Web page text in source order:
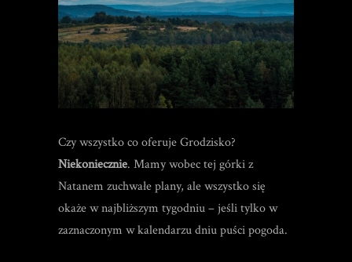
Czy wszystko co oferuje Grodzisko?
Niekoniecznie. Mamy wobec tej górki z
Natanem zuchwałe plany, ale wszystko się
okaże w najbliższym tygodniu – jeśli tylko w
zaznaczonym w kalendarzu dniu puści pogoda.